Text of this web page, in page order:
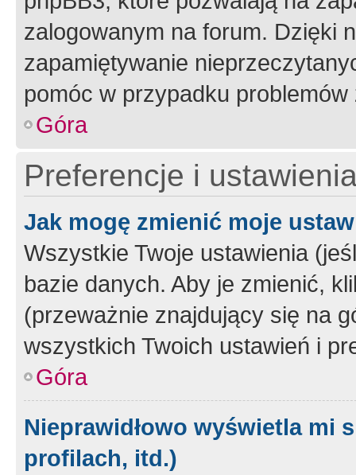
zalogowanym na forum. Dzięki
zapamiętywanie
pomóc w przypadku
Góra
Preferencje i
Jak mogę zmienić moje
Wszystkie Twoje ustawienia
bazie danych. Aby je zmienić,
(przeważnie znajdujący się na
wszystkich Twoich ustawień i
Góra
Nieprawidłowo wyświetla mi
profilach, itd.)